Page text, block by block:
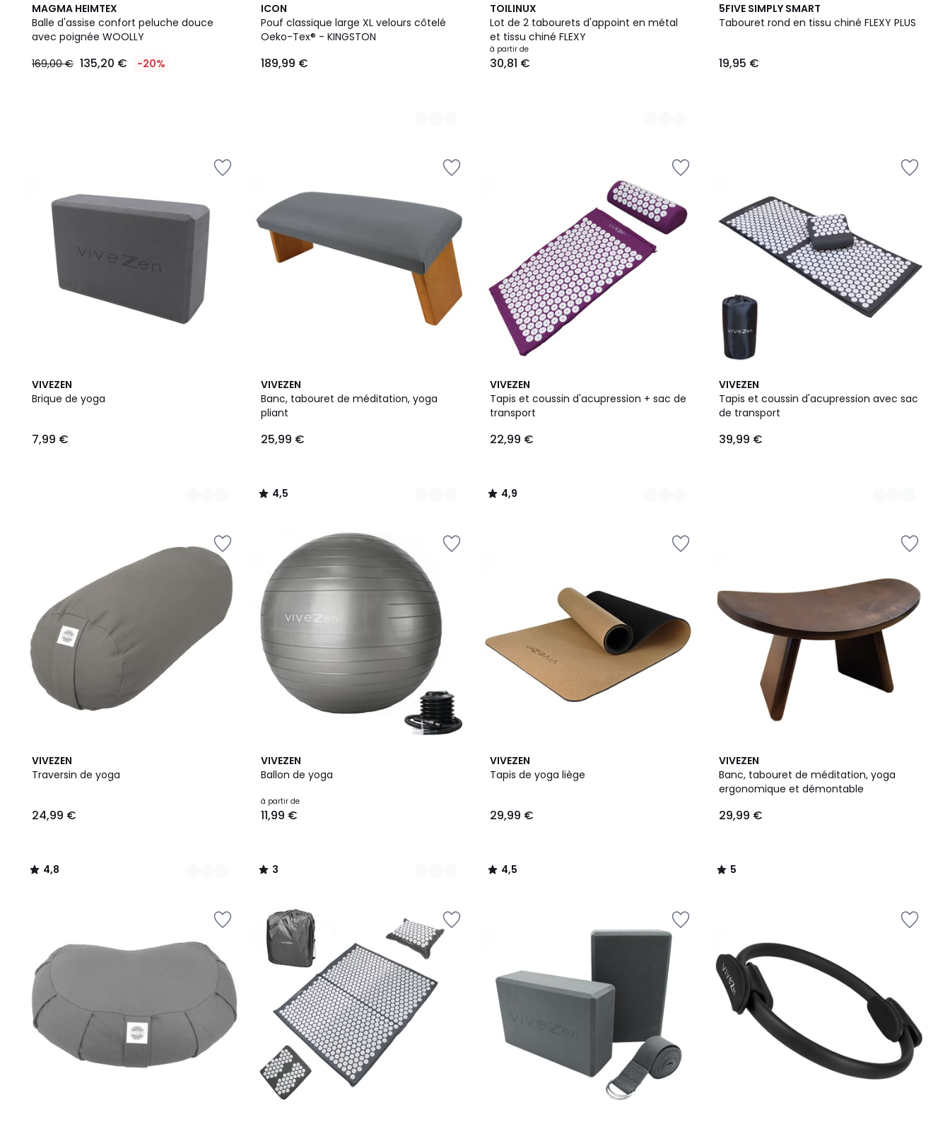
MAGMA HEIMTEX
Balle d'assise confort peluche douce
avec poignée WOOLLY
169,00 € 135,20 € -20%
ICON
Pouf classique large XL velours côtelé
Oeko-Tex® - KINGSTON
189,99 €
3
Couleurs
TOILINUX
Lot de 2 tabourets d'appoint en métal
et tissu chiné FLEXY
à partir de
30,81 €
3
Couleurs
5FIVE SIMPLY SMART
Tabouret rond en tissu chiné FLEXY PLUS
19,95 €
VIVEZEN
Brique de yoga
7,99 €
3
Couleurs
VIVEZEN
Banc, tabouret de méditation, yoga
pliant
25,99 €
4,5
/ 5
4
Couleurs
4,5
/
VIVEZEN
Tapis et coussin d'acupression + sac de
transport
22,99 €
4,9
/ 5
4
Couleurs
4,9
/
VIVEZEN
Tapis et coussin d'acupression avec sac
de transport
39,99 €
4
Couleurs
VIVEZEN
Traversin de yoga
24,99 €
4,8
/ 5
4
Couleurs
4,8
/
VIVEZEN
Ballon de yoga
à partir de
11,99 €
3
/
2
Couleurs
3
/
VIVEZEN
Tapis de yoga liège
29,99 €
4,5
/ 5
4,5
/
VIVEZEN
Banc, tabouret de méditation, yoga
ergonomique et démontable
29,99 €
5
/
5
5
/